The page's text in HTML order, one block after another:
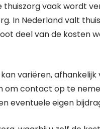
vaak wordt
In Nederland valt
deel van de kosten
variëren,
om contact op te
eventuele eigen